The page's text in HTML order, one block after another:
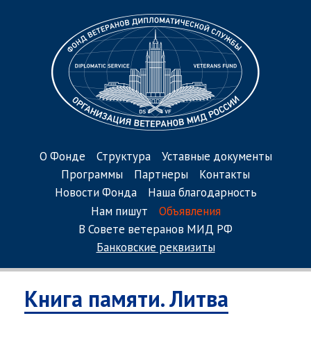
О Фонде Структура
Уставные документы
Программы
Партнеры
Контакты
Новости Фонда
Наша благодарность
Нам пишут
Объявления
В Совете ветеранов МИД РФ
Банковские реквизиты
Книга памяти. Литва